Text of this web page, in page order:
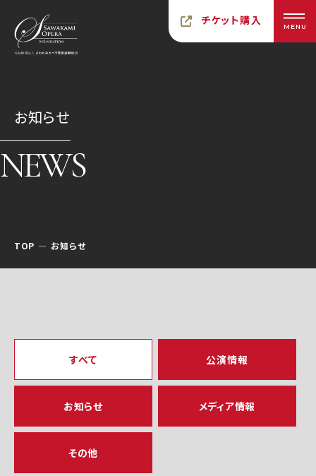
チケット購入 MENU
お知らせ
NEWS
TOP お知らせ
すべて 公演情報
お知らせ メディア情報
その他